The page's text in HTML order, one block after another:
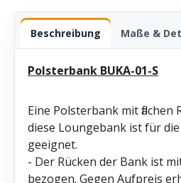
Beschreibung Maße &
Polsterbank BUKA-01-S
Eine Polsterbank mit flachen
diese Loungebank ist für
geeignet.
- Der Rücken der Bank ist
bezogen. Gegen Aufpreis